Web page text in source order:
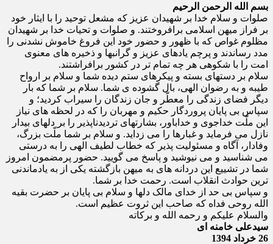
بسم الله الرحمن الرحیم
صلوات و سلام خدا بر شهیدان عزیز که مشعل توحید را با ایثار خود
بر فراز میهن اسلامی برافروختند. و صلوات و تحیات خدا بر شهیدان
مظلوم غواص که با ظهور و حضور خود این فروغ خاموش نشدنی را
مدد رساندند و پرچم یادهای عزیز و گرانبها و ذخیره های معنوی
امت را با شکوهی هر چه تمام تر در کشور برافراشتند.
سلام بر دستهای بسته و پیکرهای ستم دیده شما و سلام بر ارواح
طیبه و به رضوان الهی، بال گشوده ی شما. سلام بر شما که بار
دیگر فضای زندگی را معطّر و جان زندگان را سیراب کردید؛ و
سپاس بی پایان پروردگار حکیم و مهربان را که در لحظه های نیاز
این ملّت خداجوی و خداباور، بشارتهای تردیدناپذیر را بر دلهای بیدار
نازل می فرماید و غبارها را می زداید. و سلام بر شما ملّت بزرگ،
وفادار، آگاه و مسئولیت پذیر که خطاب لطیف الهی را به درستی
می شناسید و می نیوشید و پاسخ می گویید. حضور پرمضمون امروز
شما در تشییع این دردانه های به میهن بازگشته یکی از به یادماندنی
ترین حوادث انقلاب است. رحمت خدا بر شما.
و سپاس بی حد از خدای مالک دلها و سلام بی پایان بر حضرت بقیه
الله روحی فداه که صاحب این ثروت عظیم است.
والسلام علیکم و رحمه الله و برکاته
سیدعلی خامنه ای
26 خرداد 1394